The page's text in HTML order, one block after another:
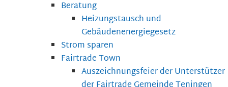
Beratung
Heizungstausch und
Gebäudenenergiegesetz
Strom sparen
Fairtrade Town
Auszeichnungsfeier der Unterstützer